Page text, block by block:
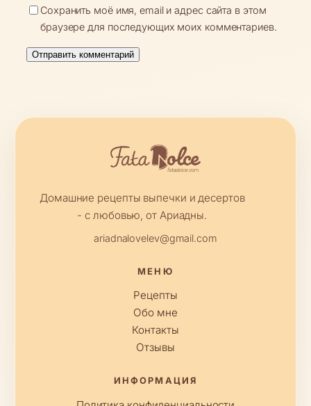
Сохранить моё имя, email и адрес сайта в этом
браузере для последующих моих комментариев.
Домашние рецепты выпечки и десертов
- с любовью, от Ариадны.
ariadnalovelev@gmail.com
МЕНЮ
Рецепты
Обо мне
Контакты
Отзывы
ИНФОРМАЦИЯ